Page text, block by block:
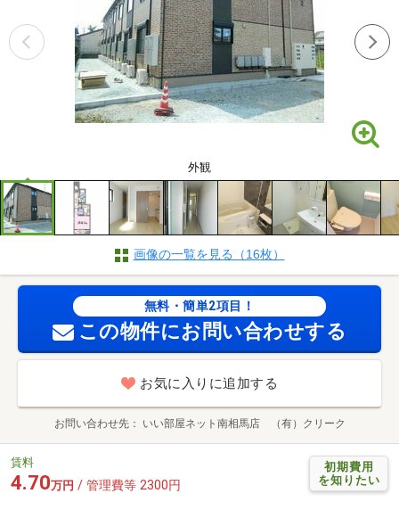
外観
画像の一覧を見る（16枚）
無料・簡単2項目！
この物件にお問い合わせする
お気に入りに追加する
お問い合わせ先 いい部屋ネット南相馬店 （有）クリーク
初期費用
を知りたい
賃料
4.70万円 / 管理費等 2300円